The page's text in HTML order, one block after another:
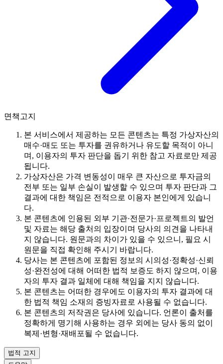
면책고지
본 서비스에서 제공하는 모든 콘텐츠는 특정 가상자산의
매수·매도 또는 투자를 권유하거나 유도할 목적이 아니
며, 이용자의 투자 판단을 돕기 위한 참고 자료로만 제공
됩니다.
가상자산은 가격 변동성이 매우 큰 자산으로 투자금의
전부 또는 일부 손실이 발생할 수 있으며 투자 판단과 그
결과에 대한 책임은 전적으로 이용자 본인에게 있습니
다.
본 콘텐츠에 인용된 외부 기관·전문가·프로젝트의 발언
및 자료는 해당 출처의 입장이며 당사의 의견을 나타내
지 않습니다. 원문과의 차이가 있을 수 있으니, 필요 시
원문을 직접 확인해 주시기 바랍니다.
당사는 본 콘텐츠에 포함된 정보의 시의성·정확성·신뢰
성·완전성에 대해 어떠한 법적 보증도 하지 않으며, 이용
자의 투자 결과 일체에 대해 책임을 지지 않습니다.
본 콘텐츠는 어떠한 경우에도 이용자의 투자 결과에 대
한 법적 책임 소재의 증빙자료로 사용될 수 없습니다.
본 콘텐츠의 저작권은 당사에 있습니다. 언론이 출처를
정확하게 명기해 사용하는 경우 외에는 당사 동의 없이
복제·변형·재배포될 수 없습니다.
법적 고지